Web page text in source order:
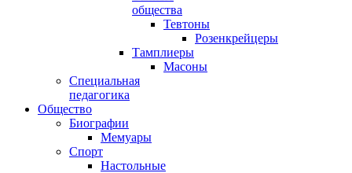
общества
Тевтоны
Розенкрейцеры
Тамплиеры
Масоны
Специальная
педагогика
Общество
Биографии
Мемуары
Спорт
Настольные